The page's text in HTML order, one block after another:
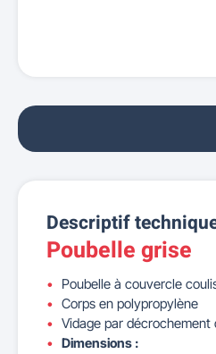
Descriptif
Poubelle grise
Poubelle à couvercle
Corps en polypropylène
Vidage par décrochement
Dimensions :